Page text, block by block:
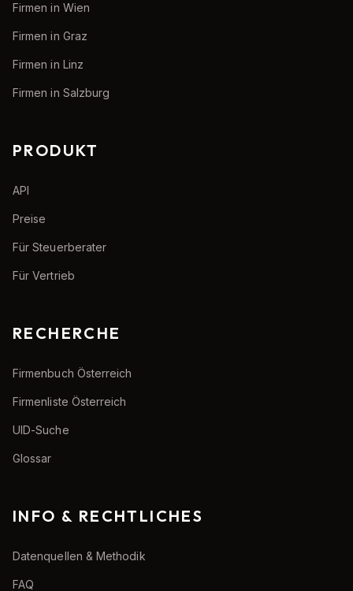
Firmen in Wien
Firmen in Graz
Firmen in Linz
Firmen in Salzburg
PRODUKT
API
Preise
Für Steuerberater
Für Vertrieb
RECHERCHE
Firmenbuch Österreich
Firmenliste Österreich
UID-Suche
Glossar
INFO & RECHTLICHES
Datenquellen & Methodik
FAQ